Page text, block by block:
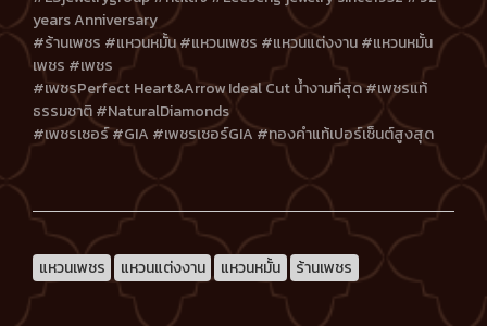
years Anniversary
#ร้านเพชร #แหวนหมั้น #แหวนเพชร #แหวนแต่งงาน #แหวนหมั้น
เพชร #เพชร
#เพชรPerfect Heart&Arrow Ideal Cut น้ำงามที่สุด #เพชรแท้
ธรรมชาติ #NaturalDiamonds
#เพชรเซอร์ #GIA #เพชรเซอร์GIA #ทองคำแท้เปอร์เซ็นต์สูงสุด
แหวนเพชร แหวนแต่งงาน แหวนหมั้น ร้านเพชร